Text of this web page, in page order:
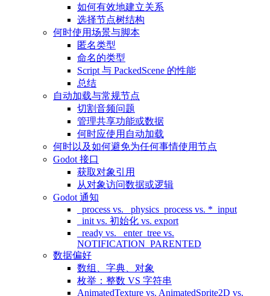
如何有效地建立关系
选择节点树结构
何时使用场景与脚本
匿名类型
命名的类型
Script 与 PackedScene 的性能
总结
自动加载与常规节点
切割音频问题
管理共享功能或数据
何时应使用自动加载
何时以及如何避免为任何事情使用节点
Godot 接口
获取对象引用
从对象访问数据或逻辑
Godot 通知
_process vs. _physics_process vs. *_input
_init vs. 初始化 vs. export
_ready vs. _enter_tree vs.
NOTIFICATION_PARENTED
数据偏好
数组、字典、对象
枚举：整数 VS 字符串
AnimatedTexture vs. AnimatedSprite2D vs.